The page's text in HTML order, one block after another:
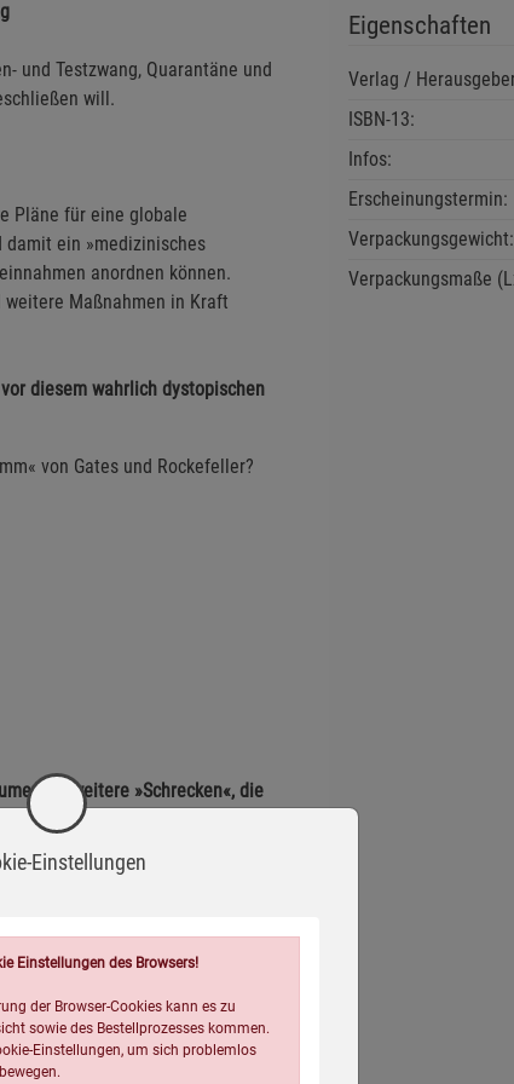
und Testzwang, Quarantäne und
will.
Pläne für eine globale
damit ein »medizinisches
anordnen können.
Maßnahmen in Kraft
diesem wahrlich dystopischen
von Gates und Rockefeller?
weitere »Schrecken«, die
Eigenschaften
Verlag /
ISBN-13:
Infos:
Erscheinungstermin:
Verpackungsgewicht:
Verpackungsmaße
Einstellungen
Einstellungen des Browsers!
der Browser-Cookies kann es zu
sowie des Bestellprozesses kommen.
Einstellungen, um sich problemlos